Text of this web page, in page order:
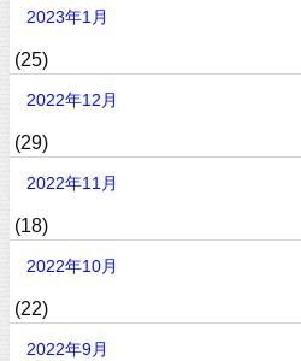
2023年1月
(25)
2022年12月
(29)
2022年11月
(18)
2022年10月
(22)
2022年9月